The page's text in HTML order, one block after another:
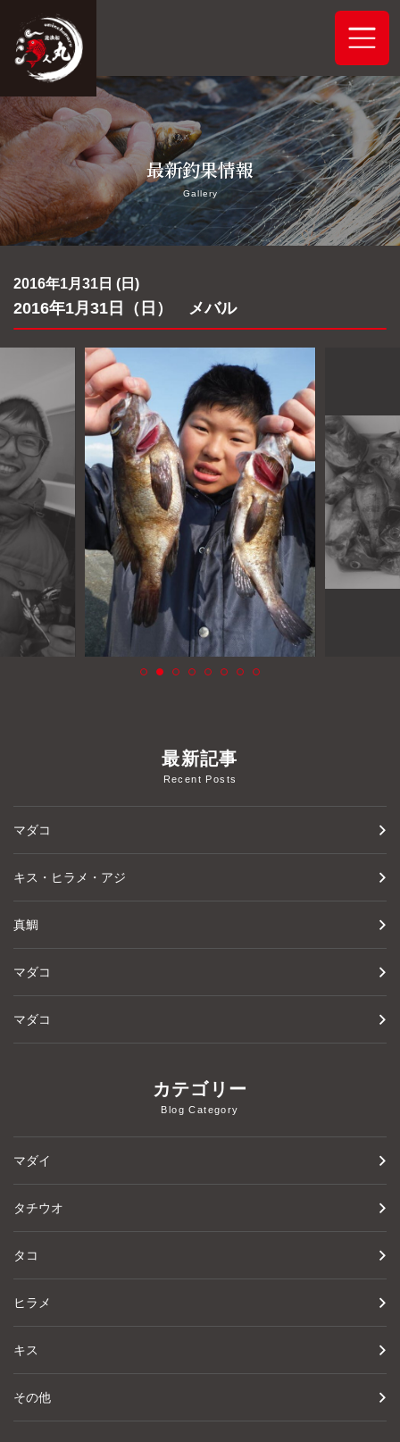
ホーム
システムご案内
最新釣果情報
船舶概要
よくあるご質問
プライバシーポリシー
お問い合わせ
お知らせ
最新釣果情報
Gallery
2016年1月31日 (日)
2016年1月31日（日） メバル
最新記事
Recent Posts
マダコ
キス・ヒラメ・アジ
真鯛
マダコ
マダコ
カテゴリー
Blog Category
マダイ
タチウオ
タコ
ヒラメ
キス
その他